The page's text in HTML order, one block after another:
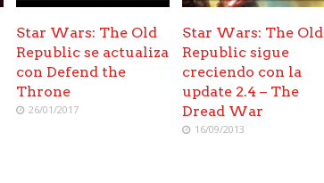
Star Wars: The Old
Republic se actualiza
con Defend the
Throne
26/01/2017
Star Wars: The Old
Republic sigue
creciendo con la
update 2.4 – The
Dread War
16/09/2013